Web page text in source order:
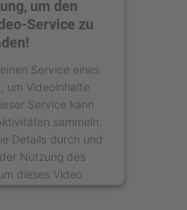
um den
Service zu
Service eines
um Videoinhalte
Service kann
sammeln.
Details durch und
Nutzung des
dieses Video